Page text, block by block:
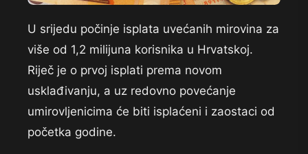
U srijedu počinje isplata uvećanih mirovina za
više od 1,2 milijuna korisnika u Hrvatskoj.
Riječ je o prvoj isplati prema novom
usklađivanju, a uz redovno povećanje
umirovljenicima će biti isplaćeni i zaostaci od
početka godine.